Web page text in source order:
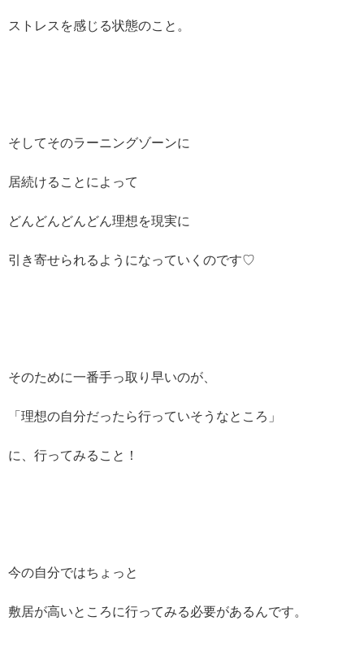
ストレスを感じる状態のこと。
そしてそのラーニングゾーンに
居続けることによって
どんどんどんどん理想を現実に
引き寄せられるようになっていくのです♡
そのために一番手っ取り早いのが、
「理想の自分だったら行っていそうなところ」
に、行ってみること！
今の自分ではちょっと
敷居が高いところに行ってみる必要があるんです。